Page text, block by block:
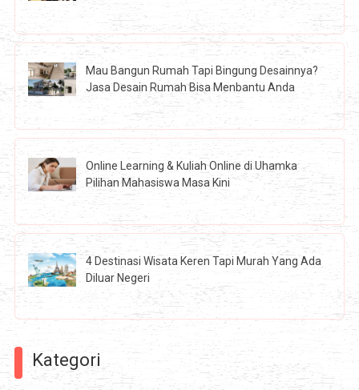
Mau Bangun Rumah Tapi Bingung Desainnya?
Jasa Desain Rumah Bisa Menbantu Anda
Online Learning & Kuliah Online di Uhamka
Pilihan Mahasiswa Masa Kini
4 Destinasi Wisata Keren Tapi Murah Yang Ada
Diluar Negeri
Kategori